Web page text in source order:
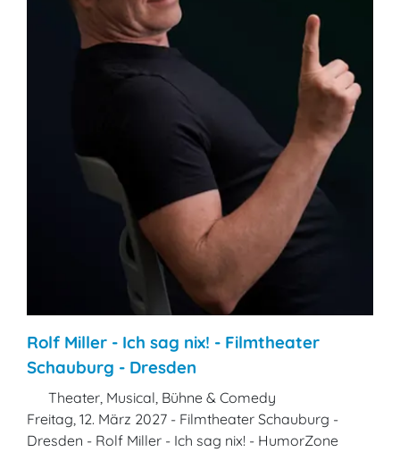
Rolf Miller - Ich sag nix! - Filmtheater
Schauburg - Dresden
Theater, Musical, Bühne & Comedy
Freitag, 12. März 2027 - Filmtheater Schauburg -
Dresden - Rolf Miller - Ich sag nix! - HumorZone